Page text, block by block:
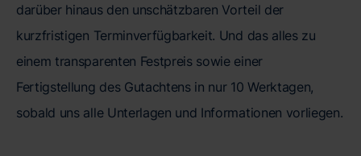
darüber hinaus den unschätzbaren Vorteil der
kurzfristigen Terminverfügbarkeit. Und das alles zu
einem transparenten Festpreis sowie einer
Fertigstellung des Gutachtens in nur 10 Werktagen,
sobald uns alle Unterlagen und Informationen vorliegen.